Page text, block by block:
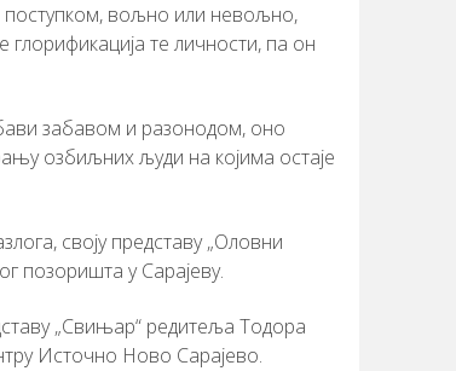
поступком, вољно или невољно,
глорификација те личности, па он
забавом и разонодом, оно
озбиљних људи на којима остаје
своју представу „Оловни
позоришта у Сарајеву.
„Свињар“ редитеља Тодора
Источно Ново Сарајево.